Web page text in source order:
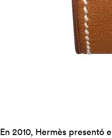
En 2010, Hermès